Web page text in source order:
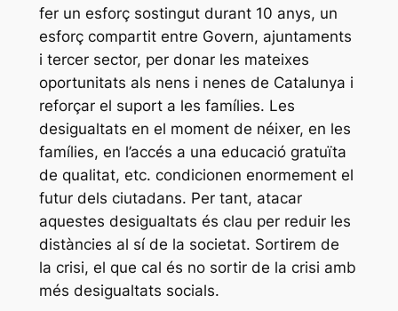
fer un esforç sostingut durant 10 anys, un
esforç compartit entre Govern, ajuntaments
i tercer sector, per donar les mateixes
oportunitats als nens i nenes de Catalunya i
reforçar el suport a les famílies. Les
desigualtats en el moment de néixer, en les
famílies, en l’accés a una educació gratuïta
de qualitat, etc. condicionen enormement el
futur dels ciutadans. Per tant, atacar
aquestes desigualtats és clau per reduir les
distàncies al sí de la societat. Sortirem de
la crisi, el que cal és no sortir de la crisi amb
més desigualtats socials.